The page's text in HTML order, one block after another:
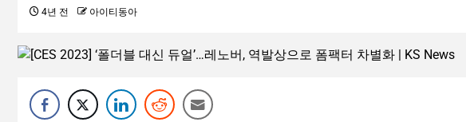
4년 전 아이티동아